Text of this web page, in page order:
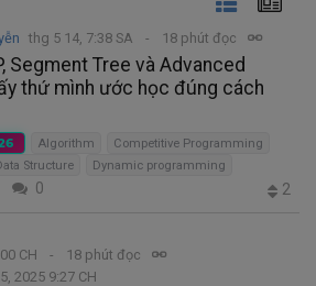
thg 5 14, 7:38 SA 18 phút đọc
Segment Tree và Advanced
thứ mình ước học đúng cách
Algorithm
Competitive Programming
Structure Dynamic programming
0 2
CH
18 phút đọc
2025 9:27 CH